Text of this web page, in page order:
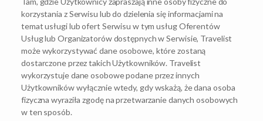
korzystania z Serwisu lub do dzielenia się informacjami na
temat usługi lub ofert Serwisu w tym usług Oferentów
Usług lub Organizatorów dostępnych w Serwisie, Travelist
może wykorzystywać dane osobowe, które zostaną
dostarczone przez takich Użytkowników. Travelist
wykorzystuje dane osobowe podane przez innych
Użytkowników wyłącznie wtedy, gdy wskażą, że dana osoba
fizyczna wyraziła zgodę na przetwarzanie danych osobowych
w ten sposób.